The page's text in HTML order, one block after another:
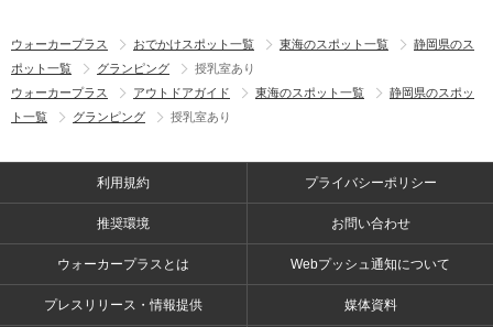
ウォーカープラス おでかけスポット一覧 東海のスポット一覧
静岡県のス
ポット一覧
グランピング
授乳室あり
ウォーカープラス
アウトドアガイド 東海のスポット一覧
静岡県のスポッ
ト一覧
グランピング 授乳室あり
利用規約 プライバシーポリシー
推奨環境 お問い合わせ
ウォーカープラスとは Webプッシュ通知について
プレスリリース・情報提供 媒体資料